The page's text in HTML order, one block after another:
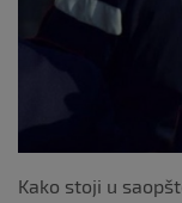
Kako stoji u